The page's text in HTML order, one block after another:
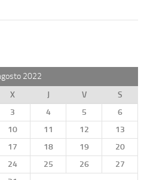
2022
X J V
S
3 4 5
6
10 11 12
13
17 18 19
20
24 25 26
27